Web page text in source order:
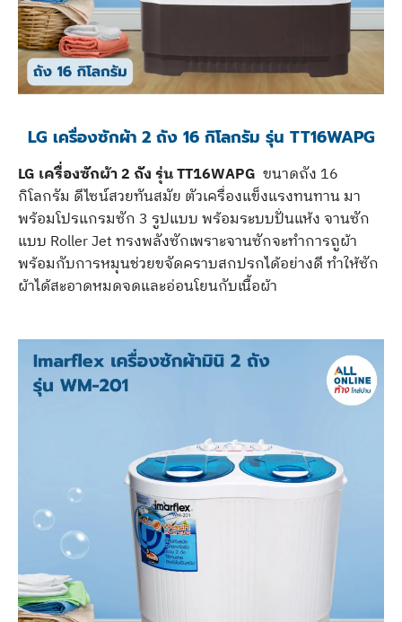
LG เครื่องซักผ้า 2 ถัง 16 กิโลกรัม รุ่น TT16WAPG
LG เครื่องซักผ้า 2 ถัง รุ่น TT16WAPG ขนาดถัง 16
กิโลกรัม ดีไซน์สวยทันสมัย ตัวเครื่องแข็งแรงทนทาน มา
พร้อมโปรแกรมซัก 3 รูปแบบ พร้อมระบบปั่นแห้ง จานซัก
แบบ Roller Jet ทรงพลังซักเพราะจานซักจะทำการถูผ้า
พร้อมกับการหมุนช่วยขจัดคราบสกปรกได้อย่างดี ทำให้ซัก
ผ้าได้สะอาดหมดจดและอ่อนโยนกับเนื้อผ้า